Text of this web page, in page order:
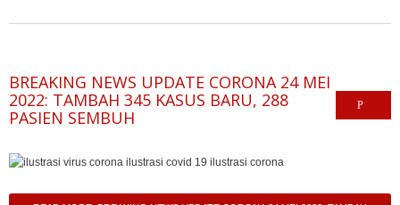
BREAKING NEWS UPDATE CORONA 24 MEI
2022: TAMBAH 345 KASUS BARU, 288
PASIEN SEMBUH